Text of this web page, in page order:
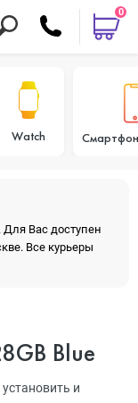
0
Watch
Вас доступен
Все курьеры
Blue
и